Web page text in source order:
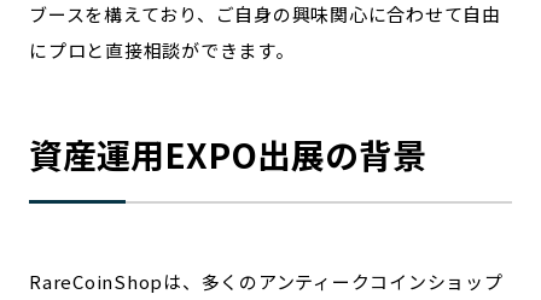
ブースを構えており、ご自身の興味関心に合わせて自由
にプロと直接相談ができます。
資産運用EXPO出展の背景
RareCoinShopは、多くのアンティークコインショップ